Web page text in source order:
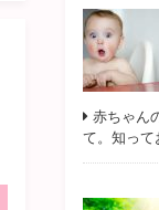
赤ちゃん
て。知って